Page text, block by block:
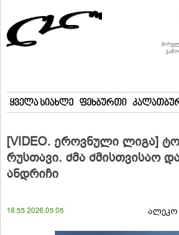
ყველა სიახლე ფეხბურთი
[VIDEO. ეროვნული ლიგა]
რუსთავი. ძმა ძმისთვისაო
ანდრიჩი
18:55 2026.05.05 ალეკო